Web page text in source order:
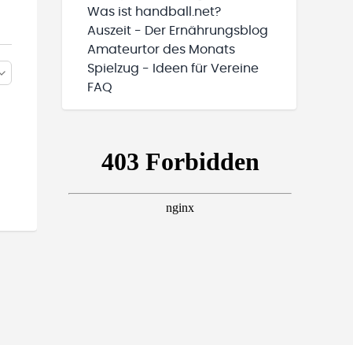
Was ist handball.net?
Auszeit - Der Ernährungsblog
Amateurtor des Monats
Spielzug - Ideen für Vereine
FAQ